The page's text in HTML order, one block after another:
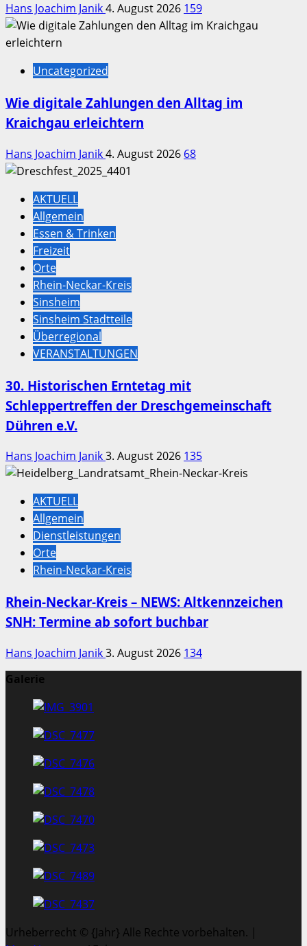
Hans Joachim Janik4. August 2026 159
Uncategorized
Wie digitale Zahlungen den Alltag im
Kraichgau erleichtern
Hans Joachim Janik4. August 2026 68
AKTUELL
Allgemein
Essen & Trinken
Freizeit
Orte
Rhein-Neckar-Kreis
Sinsheim
Sinsheim Stadtteile
Überregional
VERANSTALTUNGEN
30. Historischen Erntetag mit
Schleppertreffen der Dreschgemeinschaft
Dühren e.V.
Hans Joachim Janik3. August 2026 135
AKTUELL
Allgemein
Dienstleistungen
Orte
Rhein-Neckar-Kreis
Rhein-Neckar-Kreis – NEWS: Altkennzeichen
SNH: Termine ab sofort buchbar
Hans Joachim Janik3. August 2026 134
Galerie
Urheberrecht © {Jahr} Alle Rechte vorbehalten. |